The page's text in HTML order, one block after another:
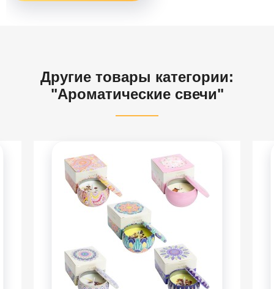
Другие товары категории:
"Ароматические свечи"